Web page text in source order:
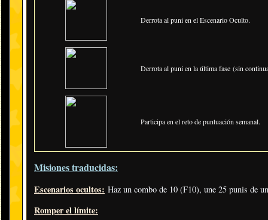
Derrota al puni en el Escenario Oculto.
Derrota al puni en la última fase (sin
Participa en el reto de puntuación semanal.
Misiones traducidas:
Escenarios ocultos: Haz un combo de 10 (F10), une 25 punis de
Romper el límite: